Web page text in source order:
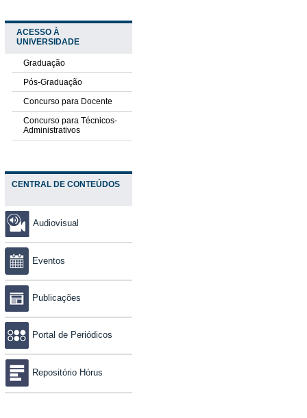
ACESSO À
UNIVERSIDADE
Graduação
Pós-Graduação
Concurso para Docente
Concurso para Técnicos-
Administrativos
CENTRAL DE CONTEÚDOS
Audiovisual
Eventos
Publicações
Portal de Periódicos
Repositório Hórus